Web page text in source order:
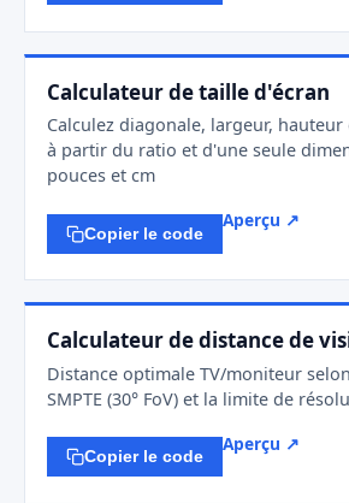
Calculateur de taille d'écran
Calculez diagonale, largeur,
à partir du ratio et d'une seule
pouces et cm
Copier le code
Aperçu ↗
Calculateur de distance de
Distance optimale TV/moniteur selon
SMPTE (30° FoV) et la limite de
Copier le code
Aperçu ↗